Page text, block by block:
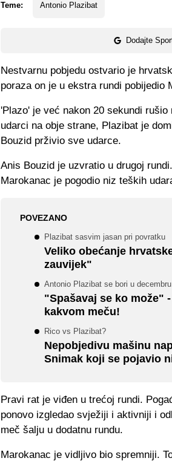
Teme: Antonio Plazibat
Dodajte
Nestvarnu pobjedu ostvario je
poraza on je u ekstra rundi pobijedio
'Plazo' je već nakon 20 sekundi
udarci na obje strane, Plazibat je
Bouzid prživio sve udarce.
Anis Bouzid je uzvratio u drugoj
Marokanac je pogodio niz teških
POVEZANO
Plazibat sasvim jasan pri povratku
Veliko obećanje
zauvijek"
Antonio Plazibat se bori u decembru
"Spašavaj se ko može"
kakvom meču!
Rico vs Plazibat?
Nepobjedivu mašinu
Snimak koji se pojavio
Pravi rat je viđen u trećoj rundi.
ponovo izgledao svježiji i aktivniji i
meč šalju u dodatnu rundu.
Marokanac je vidljivo bio spremniji.